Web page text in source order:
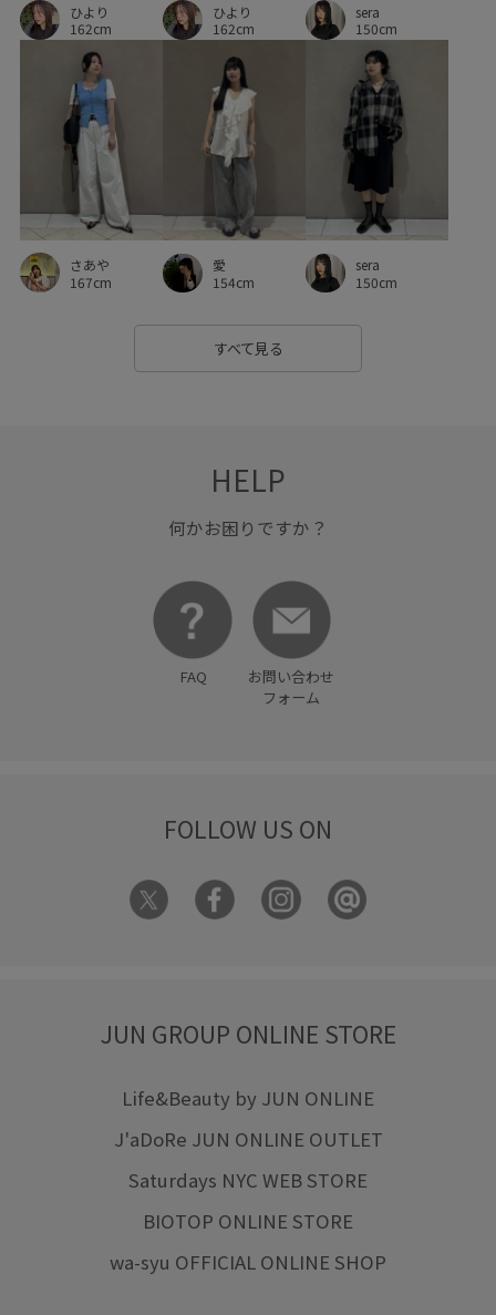
ひより
162cm
ひより
162cm
sera
150cm
さあや
167cm
愛
154cm
sera
150cm
すべて見る
HELP
何かお困りですか？
FAQ
お問い合わせ
フォーム
FOLLOW US ON
JUN GROUP ONLINE STORE
Life&Beauty by JUN ONLINE
J'aDoRe JUN ONLINE OUTLET
Saturdays NYC WEB STORE
BIOTOP ONLINE STORE
wa-syu OFFICIAL ONLINE SHOP